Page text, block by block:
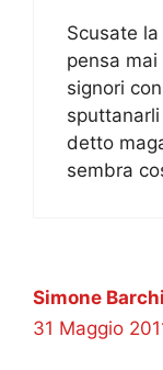
Scusate
pensa
signori
detto
sembra
Simone
31 Maggio